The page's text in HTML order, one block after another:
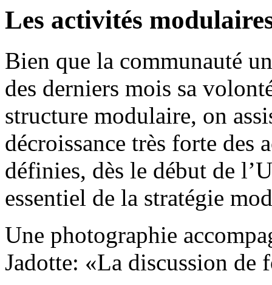
Les activités
Bien que la communauté
des derniers mois sa
structure modulaire, on
décroissance très forte des
définies, dès le début de
essentiel de la stratégie
Une photographie
Jadotte: «La discussion de